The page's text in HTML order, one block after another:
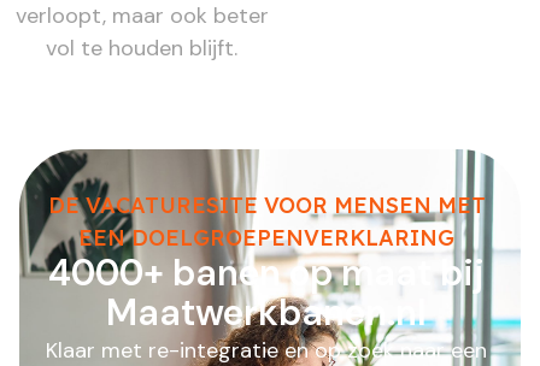
verloopt, maar ook beter
vol te houden blijft.
DE VACATURESITE VOOR MENSEN MET
EEN DOELGROEPENVERKLARING
4000+ banen op maat bij
Maatwerkbanen.nl
Klaar met re-integratie en op zoek naar een